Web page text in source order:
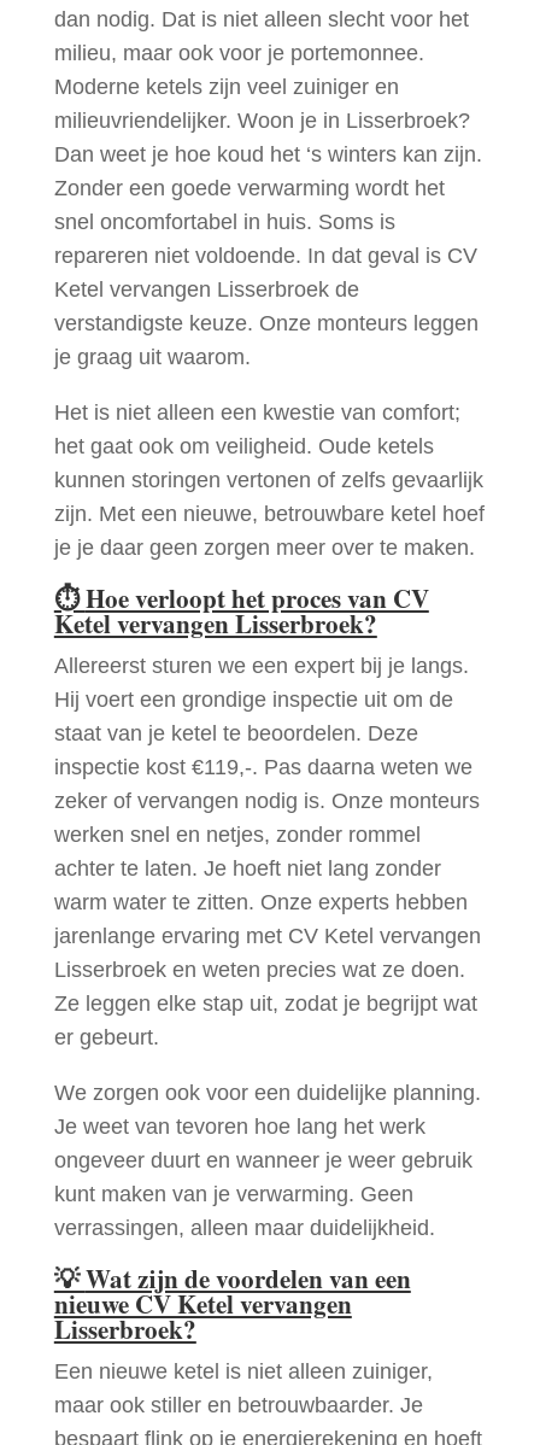
dan nodig. Dat is niet alleen slecht voor het
milieu, maar ook voor je portemonnee.
Moderne ketels zijn veel zuiniger en
milieuvriendelijker. Woon je in Lisserbroek?
Dan weet je hoe koud het ‘s winters kan zijn.
Zonder een goede verwarming wordt het
snel oncomfortabel in huis. Soms is
repareren niet voldoende. In dat geval is CV
Ketel vervangen Lisserbroek de
verstandigste keuze. Onze monteurs leggen
je graag uit waarom.
Het is niet alleen een kwestie van comfort;
het gaat ook om veiligheid. Oude ketels
kunnen storingen vertonen of zelfs gevaarlijk
zijn. Met een nieuwe, betrouwbare ketel hoef
je je daar geen zorgen meer over te maken.
⏱Hoe verloopt het proces van CV
Ketel vervangen Lisserbroek?
Allereerst sturen we een expert bij je langs.
Hij voert een grondige inspectie uit om de
staat van je ketel te beoordelen. Deze
inspectie kost €119,-. Pas daarna weten we
zeker of vervangen nodig is. Onze monteurs
werken snel en netjes, zonder rommel
achter te laten. Je hoeft niet lang zonder
warm water te zitten. Onze experts hebben
jarenlange ervaring met CV Ketel vervangen
Lisserbroek en weten precies wat ze doen.
Ze leggen elke stap uit, zodat je begrijpt wat
er gebeurt.
We zorgen ook voor een duidelijke planning.
Je weet van tevoren hoe lang het werk
ongeveer duurt en wanneer je weer gebruik
kunt maken van je verwarming. Geen
verrassingen, alleen maar duidelijkheid.
💡Wat zijn de voordelen van een
nieuwe CV Ketel vervangen
Lisserbroek?
Een nieuwe ketel is niet alleen zuiniger,
maar ook stiller en betrouwbaarder. Je
bespaart flink op je energierekening en hoeft